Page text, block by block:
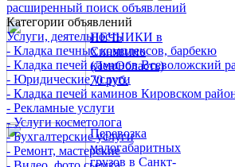
ПЕЧНИКИ в
Синявино
(ЛенОбласть)
70 руб.
Перевозка
малогабаритных
грузов в Санкт-
расширенный поиск объявлений
Категории объявлений
Услуги, деятельность
- Кладка печных комплексов, барбекю
- Кладка печей каминов Всеволожский
- Юридические услуги
- Кладка печей каминов Кировском
- Рекламные услуги
- Услуги косметолога
- Бухгалтерские услуги
- Ремонт, мастерские